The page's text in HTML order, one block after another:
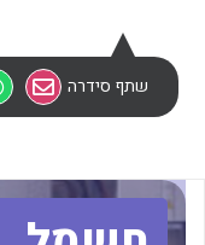
לכל מוצרי היצרן
שתף סידרה